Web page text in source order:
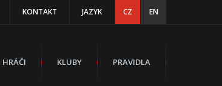
KONTAKT JAZYK CZ EN
HRÁČI KLUBY PRAVIDLA